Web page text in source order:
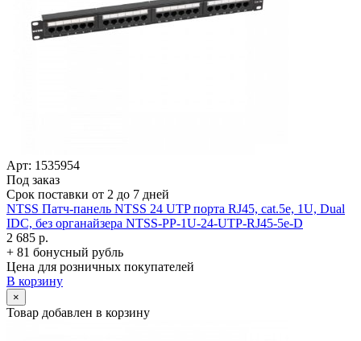
Арт: 1535954
Под заказ
Срок поставки от 2 до 7 дней
NTSS Патч-панель NTSS 24 UTP порта RJ45, cat.5е, 1U, Dual
IDC, без органайзера NTSS-PP-1U-24-UTP-RJ45-5e-D
2 685 р.
+ 81 бонусный рубль
Цена для розничных покупателей
В корзину
×
Товар добавлен в корзину